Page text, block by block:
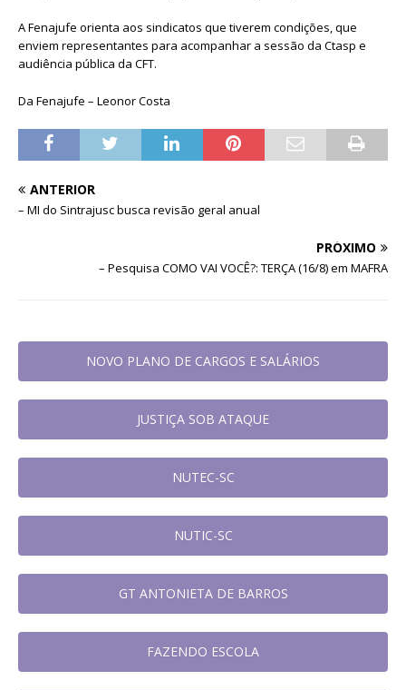
A Fenajufe orienta aos sindicatos que tiverem condições, que
enviem representantes para acompanhar a sessão da Ctasp e
audiência pública da CFT.
Da Fenajufe – Leonor Costa
ANTERIOR
– MI do Sintrajusc busca revisão geral anual
PRÓXIMO
– Pesquisa COMO VAI VOCÊ?: TERÇA (16/8) em MAFRA
NOVO PLANO DE CARGOS E SALÁRIOS
JUSTIÇA SOB ATAQUE
NUTEC-SC
NUTIC-SC
GT ANTONIETA DE BARROS
FAZENDO ESCOLA